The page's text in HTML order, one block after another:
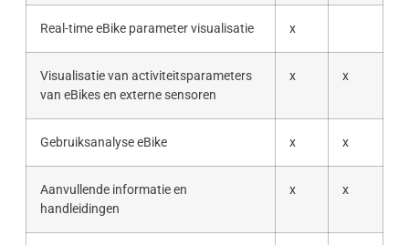
Real-time eBike parameter visualisatie x
Visualisatie van activiteitsparameters
van eBikes en externe sensoren
x x
Gebruiksanalyse eBike x x
Aanvullende informatie en
handleidingen
x x